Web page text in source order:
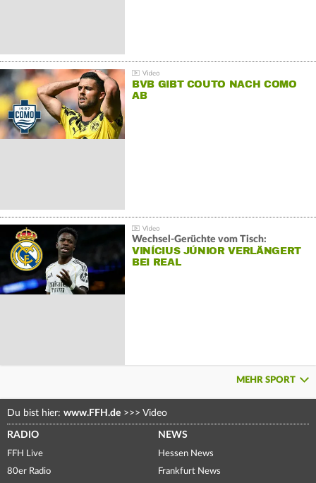
BVB GIBT COUTO NACH COMO
AB
Wechsel-Gerüchte vom Tisch:
VINÍCIUS JÚNIOR VERLÄNGERT
BEI REAL
MEHR SPORT
Du bist hier: www.FFH.de >>> Video
RADIO
FFH Live
80er Radio
NEWS
Hessen News
Frankfurt News